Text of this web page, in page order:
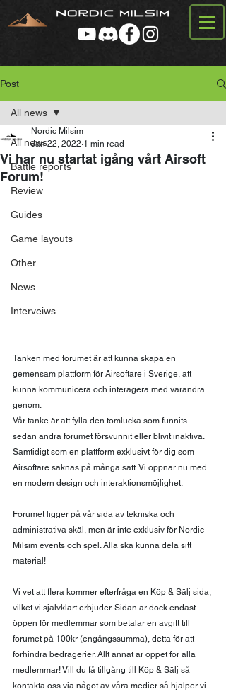
Post
All news
Battle reports
Review
Guides
Game layouts
Other
News
Interveiws
All news
Vi har nu startat igång vårt Airsoft
Forum!
Nordic Milsim
Jan 22, 2022 1 min read
Tanken med forumet är att kunna skapa en
gemensam plattform för Airsoftare i Sverige, att
kunna kommunicera och interagera med varandra
genom.
Vår tanke är att fylla den tomlucka som funnits
sedan andra forumet försvunnit eller blivit inaktiva.
Samtidigt som en plattform exklusivt för dig som
Airsoftare saknas på många sätt. Vi öppnar nu med
en modern design och interaktionsmöjlighet.
Forumet ligger på vår sida av tekniska och
administrativa skäl, men är inte exklusiv för Nordic
Milsim events och spel. Alla ska kunna dela sitt
material!
Vi vet att flera kommer efterfråga en Köp & Sälj sida,
vilket vi självklart erbjuder. Sidan är dock endast
öppen för medlemmar som betalar en avgift till
forumet på 100kr (engångssumma), detta för att
förhindra bedrägerier. Allt annat är öppet för alla
medlemmar! Vill du få tillgång till Köp & Sälj så
kontakta oss via något av våra medier så hjälper vi